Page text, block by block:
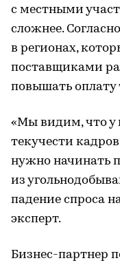
с местными
сложнее.
в регионах,
поставщиками
повышать оплату
«Мы видим, что у
текучести
нужно начинать
из
падение спроса
эксперт.
Бизнес-партнер